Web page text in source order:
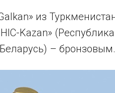
из
Kazan»
– бронзовым.